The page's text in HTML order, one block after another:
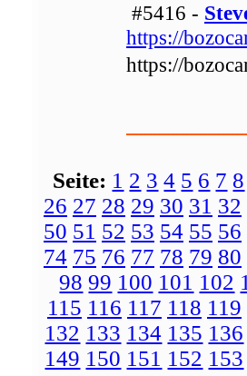
#5416 -
https://
https://
Seite: 1 2 3 4 5 6 7 8
26 27 28 29 30 31 32
50 51 52 53 54 55 56
74 75 76 77 78 79 80
98 99 100 101 102
115 116 117 118 119
132 133 134 135 136
149 150 151 152 153